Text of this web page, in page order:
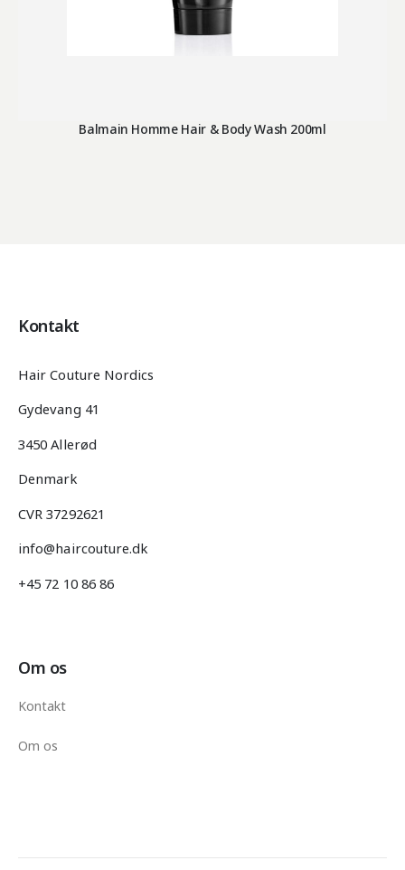
Balmain Homme Hair & Body Wash 200ml
Kontakt
Hair Couture Nordics
Gydevang 41
3450 Allerød
Denmark
CVR 37292621
info@haircouture.dk
+45 72 10 86 86
Om os
Kontakt
Om os